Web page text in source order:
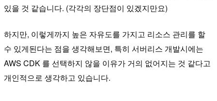
있을 것 같습니다. (각각의 장단점이 있겠지만요)
하지만, 이렇게까지 높은 자유도를 가지고 리소스 관리를 할
수 있게된다는 점을 생각해보면, 특히 서버리스 개발시에는
AWS CDK 를 선택하지 않을 이유가 거의 없어지는 것 같다고
개인적으로 생각하고 있습니다.